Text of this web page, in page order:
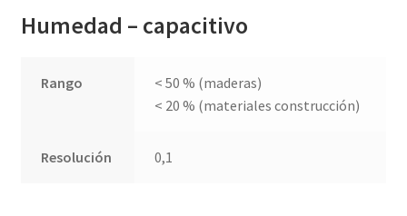
Humedad – capacitivo
Rango
< 50 % (maderas)
< 20 % (materiales construcción)
Resolución 0,1